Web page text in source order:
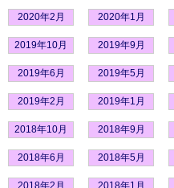
2020年2月 2020年1月
2019年10月 2019年9月
2019年6月 2019年5月
2019年2月 2019年1月
2018年10月 2018年9月
2018年6月 2018年5月